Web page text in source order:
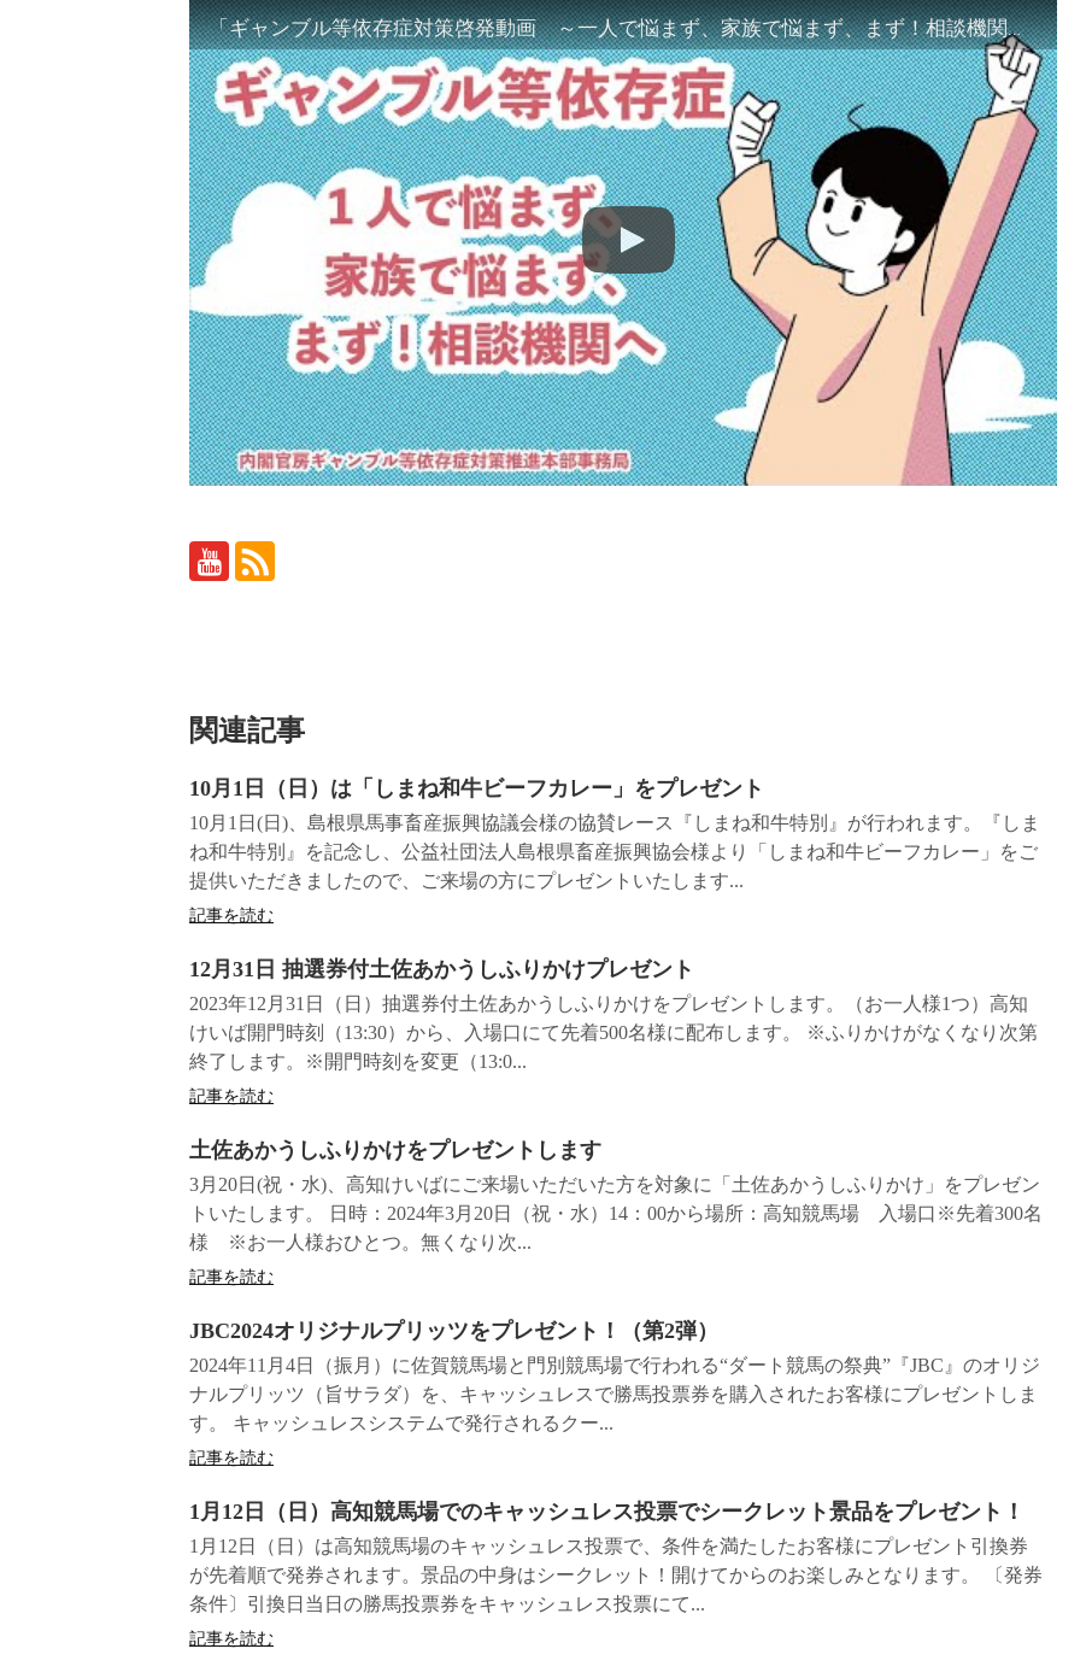
「ギャンブル等依存症対策啓発動画 ～一人で悩まず、家族で悩まず、まず！相談機関へ～」
関連記事
10月1日（日）は「しまね和牛ビーフカレー」をプレゼント
10月1日(日)、島根県馬事畜産振興協議会様の協賛レース『しまね和牛特別』が行われます。『しま
ね和牛特別』を記念し、公益社団法人島根県畜産振興協会様より「しまね和牛ビーフカレー」をご
提供いただきましたので、ご来場の方にプレゼントいたします...
記事を読む
12月31日 抽選券付⼟佐あかうしふりかけプレゼント
2023年12月31日（日）抽選券付⼟佐あかうしふりかけをプレゼントします。（お一人様1つ）高知
けいば開門時刻（13:30）から、入場口にて先着500名様に配布します。 ※ふりかけがなくなり次第
終了します。※開門時刻を変更（13:0...
記事を読む
土佐あかうしふりかけをプレゼントします
3月20日(祝・水)、高知けいばにご来場いただいた方を対象に「土佐あかうしふりかけ」をプレゼン
トいたします。 日時：2024年3月20日（祝・水）14：00から場所：高知競馬場 入場口※先着300名
様 ※お一人様おひとつ。無くなり次...
記事を読む
JBC2024オリジナルプリッツをプレゼント！（第2弾）
2024年11月4日（振月）に佐賀競馬場と門別競馬場で行われる“ダート競馬の祭典”『JBC』のオリジ
ナルプリッツ（旨サラダ）を、キャッシュレスで勝馬投票券を購入されたお客様にプレゼントしま
す。 キャッシュレスシステムで発行されるクー...
記事を読む
1月12日（日）高知競馬場でのキャッシュレス投票でシークレット景品をプレゼント！
1月12日（日）は高知競馬場のキャッシュレス投票で、条件を満たしたお客様にプレゼント引換券
が先着順で発券されます。景品の中身はシークレット！開けてからのお楽しみとなります。 〔発券
条件〕引換日当日の勝馬投票券をキャッシュレス投票にて...
記事を読む